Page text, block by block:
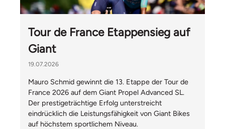
Tour de France Etappensieg auf
Giant
19.07.2026
Mauro Schmid gewinnt die 13. Etappe der Tour de
France 2026 auf dem Giant Propel Advanced SL.
Der prestigeträchtige Erfolg unterstreicht
eindrücklich die Leistungsfähigkeit von Giant Bikes
auf höchstem sportlichem Niveau.